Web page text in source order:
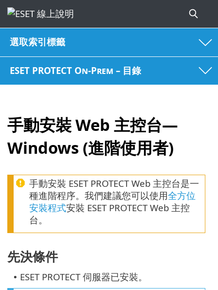
選取索引標籤
ESET PROTECT On-Prem – 目錄
手動安裝 Web 主控台—
Windows (進階使用者)
手動安裝 ESET PROTECT Web 主控台是一
種進階程序。我們建議您可以使用全方位
安裝程式安裝 ESET PROTECT Web 主控
台。
先決條件
• ESET PROTECT 伺服器已安裝。